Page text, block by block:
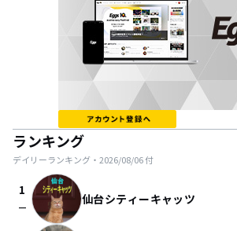
ランキング
デイリーランキング・ 2026/08/06付
1
check_indeterminate_small 仙台シティーキャッツ